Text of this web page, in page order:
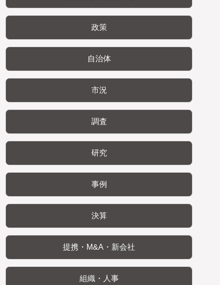
政策
自治体
市況
調査
研究
事例
決算
提携・M&A・新会社
組織・人事